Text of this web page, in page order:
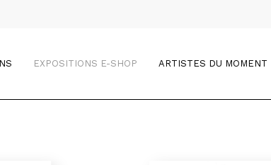
EXPOSITIONS E-SHOP ARTISTES DU MOMENT